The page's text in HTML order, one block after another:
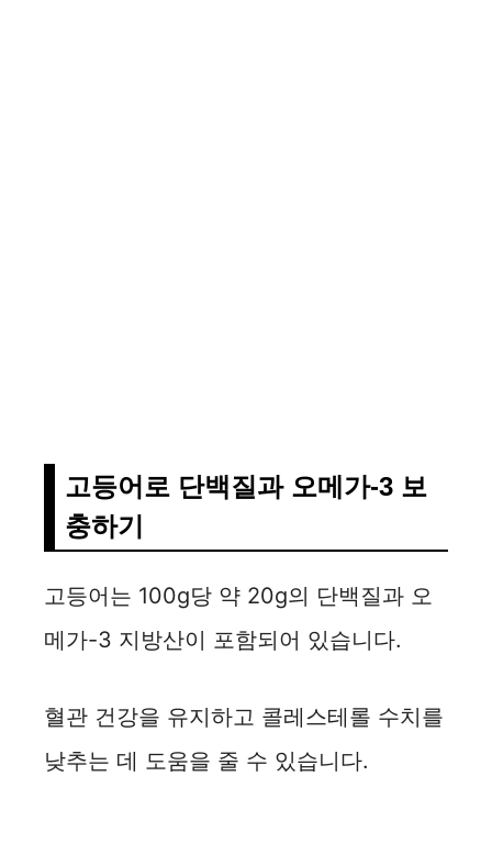
고등어로 단백질과 오메가-3 보
충하기
고등어는 100g당 약 20g의 단백질과 오
메가-3 지방산이 포함되어 있습니다.
혈관 건강을 유지하고 콜레스테롤 수치를
낮추는 데 도움을 줄 수 있습니다.